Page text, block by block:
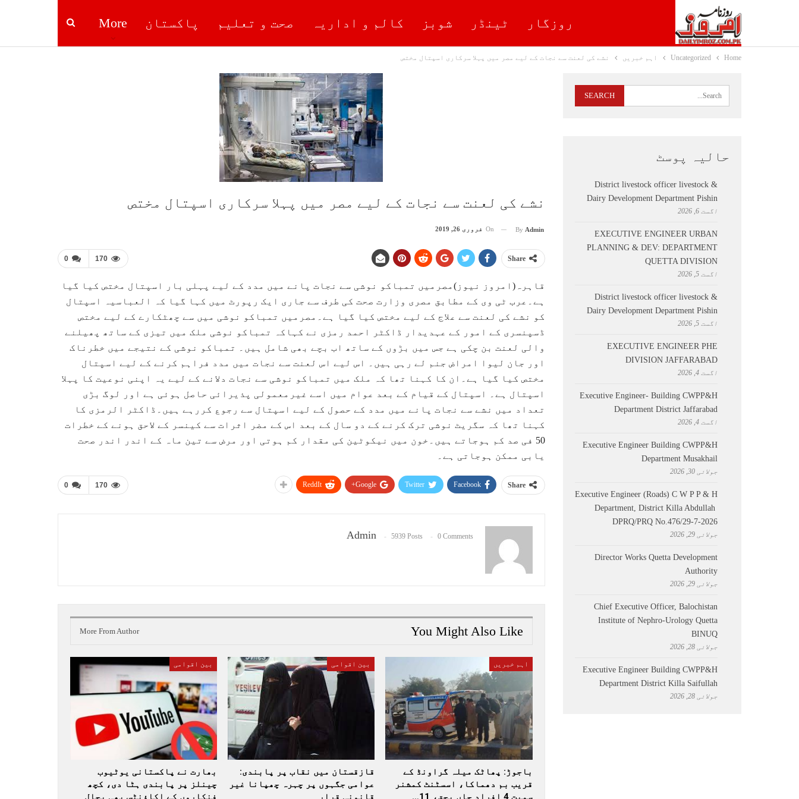
روزگار ٹینڈر شوبز کالم و اداریہ صحت و تعلیم پاکستان More
Home
Uncategorized اہم خبریں نشے کی لعنت سے نجات کے لیے مصر میں پہلا سرکاری اسپتال مختص
نشے کی لعنت سے نجات کے لیے مصر میں پہلا سرکاری اسپتال مختص
By Admin
On فروری 26, 2019
0 170 Share
قاہرہ(امروز نیوز)مصرمیں تمباکو نوشی سے نجات پانے میں مدد کے لیے پہلی بار اسپتال مختص کیا گیا
ہے۔عرب ٹی وی کے مطابق مصری وزارت صحت کی طرف سے جاری ایک رپورٹ میں کہا گیا کہ العباسیہ اسپتال
کو نشے کی لعنت سے علاج کے لیے مختص کیا گیا ہے۔مصرمیں تمباکو نوشی میں سے چھٹکارے کے لیے مختص
ڈسپنسری کے امور کے عہدیدار ڈاکٹر احمد رمزی نے کہاکہ تمباکو نوشی ملک میں تیزی کے ساتھ پھیلنے
والی لعنت بن چکی ہے جس میں بڑوں کے ساتھ اب بچے بھی شامل ہیں۔ تمباکو نوشی کے نتیجے میں خطرناک
اور جان لیوا امراض جنم لے رہی ہیں۔ اس لیے اس لعنت سے نجات میں مدد فراہم کرنے کے لیے اسپتال
مختص کیا گیا ہے۔ان کا کہنا تھا کہ ملک میں تمباکو نوشی سے نجات دلانے کے لیے یہ اپنی نوعیت کا پہلا
اسپتال ہے۔ اسپتال کے قیام کے بعد عوام میں اسے غیرمعمولی پذیرائی حاصل ہوئی ہے اور لوگ بڑی
تعداد میں نشے سے نجات پانے میں مدد کے حصول کے لیے اسپتال سے رجوع کررہے ہیں۔ڈاکٹر الرمزی کا
کہنا تھا کہ سگریٹ نوشی ترک کرنے کے دو سال کے بعد اس کے مضر اثرات سے کینسر کے لاحق ہونے کے خطرات
50 فی صد کم ہوجاتے ہیں۔خون میں نیکوٹین کی مقدار کم ہوتی اور مرض سے تین ماہ کے اندر اندر صحت
یابی ممکن ہوجاتی ہے۔
0 170 Share
Facebook
Twitter
Google+
ReddIt
Admin 5939 Posts 0 Comments
You Might Also Like
More From Author
اہم خبریں
باجوڑ: پھاٹک میلہ گراونڈ کے
قریب بم دھماکا، اسسٹنٹ کمشنر
سمیت 4 افراد جاں بحق، 11…
بین اقوامی
قازقستان میں نقاب پر پابندی:
عوامی جگہوں پر چہرہ چھپانا غیر
قانونی قرار
بین اقوامی
بھارت نے پاکستانی یوٹیوب
چینلز پر پابندی ہٹا دی، کچھ
فنکاروں کے اکاؤنٹس بھی بحال
حالیہ پوسٹ
District livestock officer livestock &
Dairy Development Department Pishin
اگست 6, 2026
EXECUTIVE ENGINEER URBAN
PLANNING & DEV: DEPARTMENT
QUETTA DIVISION
اگست 5, 2026
District livestock officer livestock &
Dairy Development Department Pishin
اگست 5, 2026
EXECUTIVE ENGINEER PHE
DIVISION JAFFARABAD
اگست 4, 2026
Executive Engineer- Building CWPP&H
Department District Jaffarabad
اگست 4, 2026
Executive Engineer Building CWPP&H
Department Musakhail
جولائی 30, 2026
Executive Engineer (Roads) C W P P & H
Department, District Killa Abdullah ​
DPRQ/PRQ No.476/29-7-2026
جولائی 29, 2026
Director Works Quetta Development
Authority
جولائی 29, 2026
Chief Executive Officer, Balochistan
Institute of Nephro-Urology Quetta
BINUQ
جولائی 28, 2026
Executive Engineer Building CWPP&H
Department District Killa Saifullah
جولائی 28, 2026